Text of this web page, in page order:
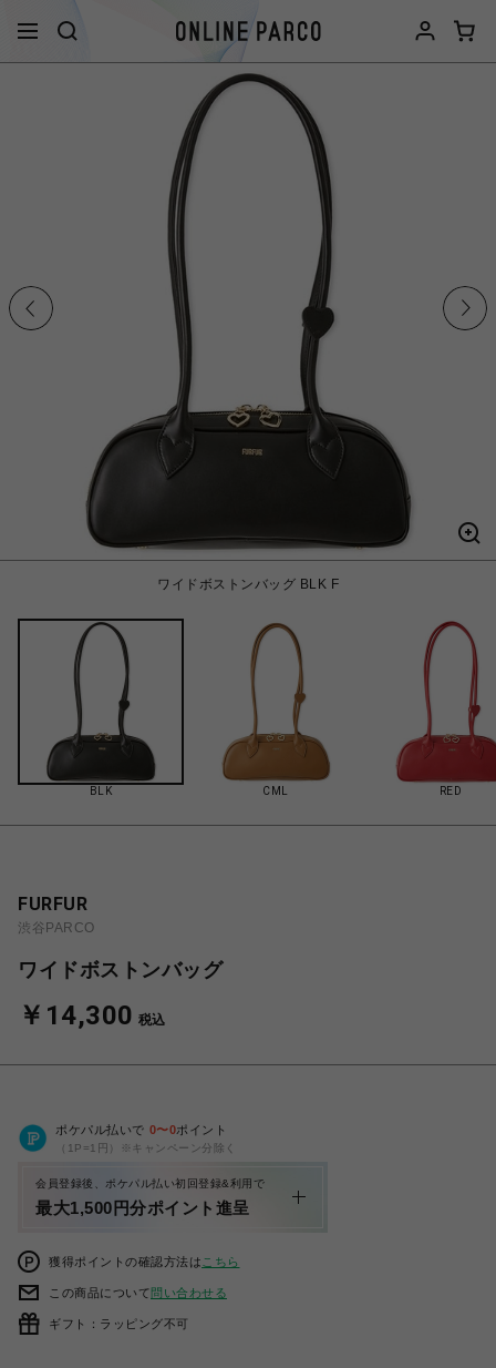
ワイドボストンバッグ BLK F
BLK CML RED
FURFUR
渋谷PARCO
ワイドボストンバッグ
￥14,300 税込
ポケパル払いで 0〜0ポイント
（1P=1円）※キャンペーン分除く
会員登録後、ポケパル払い初回登録&利用で
最大1,500円分ポイント進呈
獲得ポイントの確認方法は こちら
この商品について問い合わせる
ギフト：ラッピング不可